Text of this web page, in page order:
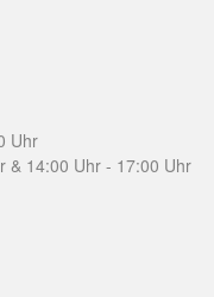
Uhr
& 14:00 Uhr - 17:00 Uhr